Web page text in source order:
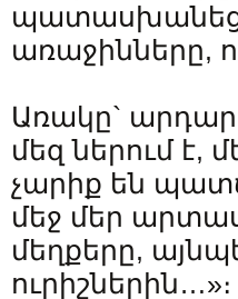
պատասխանեց.
առաջինները,
Առակը`
մեզ ներում է,
չարիք են
մեջ մեր
մեղքերը,
ուրիշներին…»։